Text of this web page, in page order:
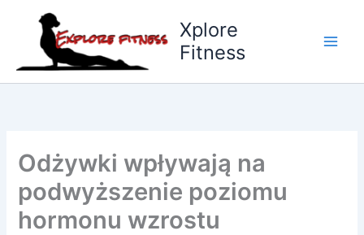
Xplore
Fitness
Odżywki wpływają na
podwyższenie poziomu
hormonu wzrostu